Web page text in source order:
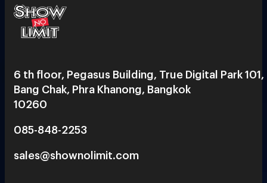
6 th floor, Pegasus Building, True Digital Park 101,
Bang Chak, Phra Khanong, Bangkok
10260
085-848-2253
sales@shownolimit.com